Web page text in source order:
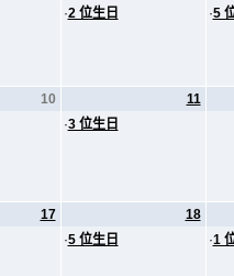
·2 位生日 ·5
10
11
·3 位生日
17
18
·5 位生日 ·1